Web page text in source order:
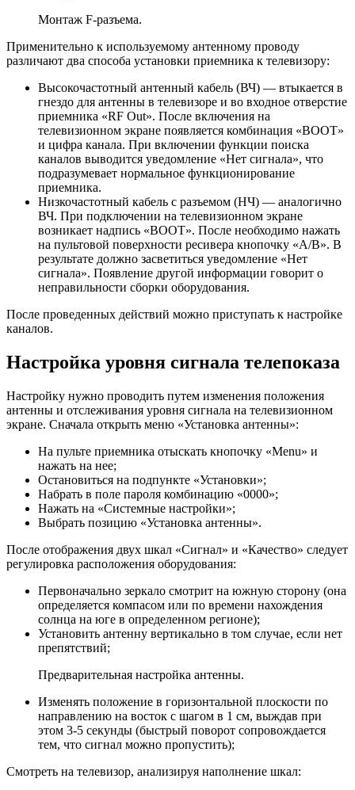
Монтаж F-разъема.
Применительно к используемому антенному проводу
различают два способа установки приемника к телевизору:
Высокочастотный антенный кабель (ВЧ) — втыкается в
гнездо для антенны в телевизоре и во входное отверстие
приемника «RF Out». После включения на
телевизионном экране появляется комбинация «BOOT»
и цифра канала. При включении функции поиска
каналов выводится уведомление «Нет сигнала», что
подразумевает нормальное функционирование
приемника.
Низкочастотный кабель с разъемом (НЧ) — аналогично
ВЧ. При подключении на телевизионном экране
возникает надпись «BOOT». После необходимо нажать
на пультовой поверхности ресивера кнопочку «А/В». В
результате должно засветиться уведомление «Нет
сигнала». Появление другой информации говорит о
неправильности сборки оборудования.
После проведенных действий можно приступать к настройке
каналов.
Настройка уровня сигнала телепоказа
Настройку нужно проводить путем изменения положения
антенны и отслеживания уровня сигнала на телевизионном
экране. Сначала открыть меню «Установка антенны»:
На пульте приемника отыскать кнопочку «Menu» и
нажать на нее;
Остановиться на подпункте «Установки»;
Набрать в поле пароля комбинацию «0000»;
Нажать на «Системные настройки»;
Выбрать позицию «Установка антенны».
После отображения двух шкал «Сигнал» и «Качество» следует
регулировка расположения оборудования:
Первоначально зеркало смотрит на южную сторону (она
определяется компасом или по времени нахождения
солнца на юге в определенном регионе);
Установить антенну вертикально в том случае, если нет
препятствий;
Предварительная настройка антенны.
Изменять положение в горизонтальной плоскости по
направлению на восток с шагом в 1 см, выждав при
этом 3-5 секунды (быстрый поворот сопровождается
тем, что сигнал можно пропустить);
Смотреть на телевизор, анализируя наполнение шкал: